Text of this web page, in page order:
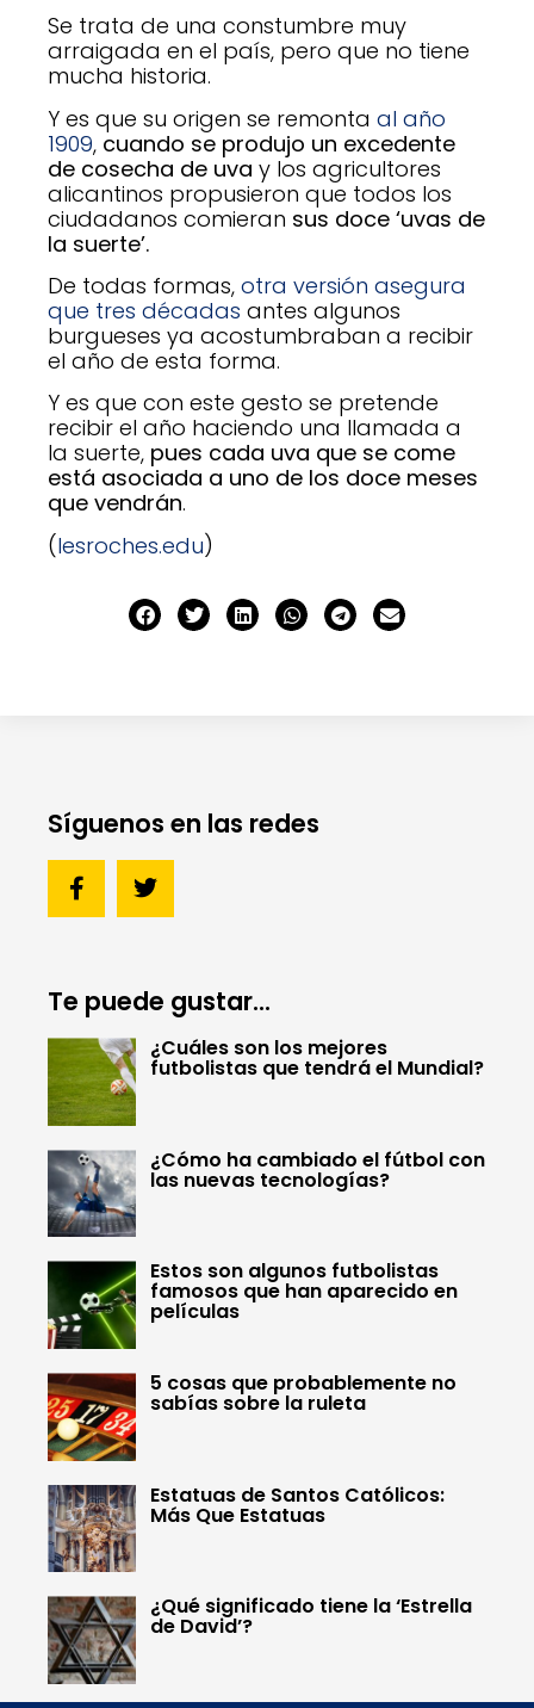
Se trata de una constumbre muy
arraigada en el país, pero que no tiene
mucha historia.
Y es que su origen se remonta al año
1909, cuando se produjo un excedente
de cosecha de uva y los agricultores
alicantinos propusieron que todos los
ciudadanos comieran sus doce ‘uvas de
la suerte’.
De todas formas, otra versión asegura
que tres décadas antes algunos
burgueses ya acostumbraban a recibir
el año de esta forma.
Y es que con este gesto se pretende
recibir el año haciendo una llamada a
la suerte, pues cada uva que se come
está asociada a uno de los doce meses
que vendrán.
(lesroches.edu)
Síguenos en las redes
Te puede gustar...
¿Cuáles son los mejores
futbolistas que tendrá el Mundial?
¿Cómo ha cambiado el fútbol con
las nuevas tecnologías?
Estos son algunos futbolistas
famosos que han aparecido en
películas
5 cosas que probablemente no
sabías sobre la ruleta
Estatuas de Santos Católicos:
Más Que Estatuas
¿Qué significado tiene la ‘Estrella
de David’?